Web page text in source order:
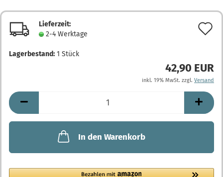
Lieferzeit:
2-4 Werktage
Lagerbestand: 1 Stück
42,90 EUR
inkl. 19% MwSt. zzgl. Versand
In den Warenkorb